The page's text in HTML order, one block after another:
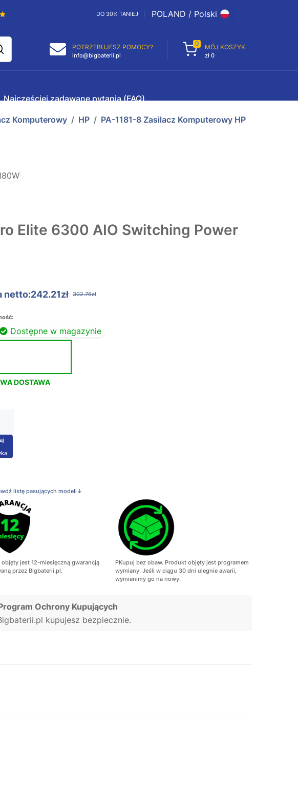
DO 30% TANIEJ POLAND / Polski
POTRZEBUJESZ POMOCY?
info@bigbaterii.pl
0 MÓJ KOSZYK
zł 0
Najczęściej zadawane pytania (FAQ)
Komputerowy HP PA-1181-8 Zasilacz Komputerowy HP
Elite 6300 AIO Switching Power
netto:242.21zł 302.76zł
Dostępne w magazynie
DOSTAWA
listę pasujących modeli↓
objęty jest 12-miesięczną gwarancją
przez Bigbaterii.pl.
PKupuj bez obaw. Produkt objęty jest programem
wymiany. Jeśli w ciągu 30 dni ulegnie awarii,
wymienimy go na nowy.
Ochrony Kupujących
kupujesz bezpiecznie.